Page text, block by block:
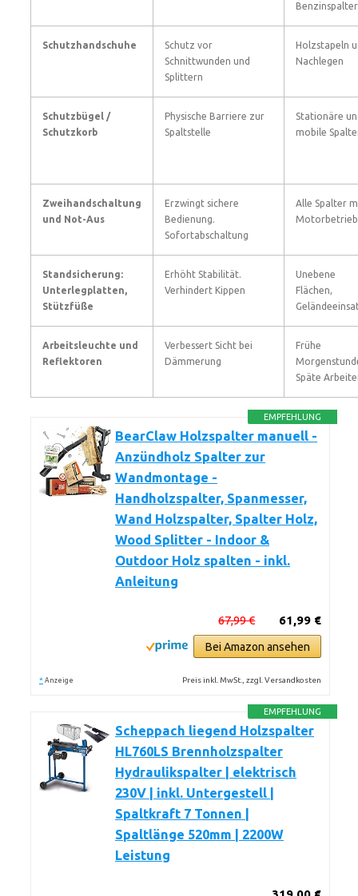
Schutzhandschuhe
Schutz vor
Schnittwunden und
Splittern
Holzstapeln
Nachlegen
Schutzbügel /
Schutzkorb
Physische Barriere zur
Spaltstelle
Stationäre
mobile
Zweihandschaltung
und Not-Aus
Erzwingt sichere
Bedienung.
Sofortabschaltung
Alle Spalter
Motorbetrieb
Standsicherung:
Unterlegplatten,
Stützfüße
Erhöht Stabilität.
Verhindert Kippen
Unebene
Flächen,
Arbeitsleuchte und
Reflektoren
Verbessert Sicht bei
Dämmerung
Frühe
Späte
EMPFEHLUNG
BearClaw Holzspalter manuell -
Anzündholz Spalter zur
Wandmontage -
Handholzspalter, Spanmesser,
Wand Holzspalter, Spalter Holz,
Wood Splitter - Indoor &
Outdoor Holz spalten - inkl.
Anleitung
61,99 €
67,99 €
Bei Amazon ansehen
* Anzeige Preis inkl. MwSt., zzgl. Versandkosten
EMPFEHLUNG
Scheppach liegend Holzspalter
HL760LS Brennholzspalter
Hydraulikspalter | elektrisch
230V | inkl. Untergestell |
Spaltkraft 7 Tonnen |
Spaltlänge 520mm | 2200W
Leistung